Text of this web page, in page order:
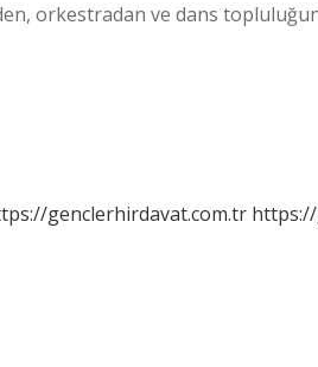
orkestradan ve dans
genclerhirdavat.com.tr